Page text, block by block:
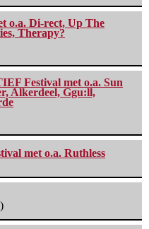
o.a. Di-rect, Up The
Therapy?
Festival met o.a. Sun
Alkerdeel, Ggu:ll,
met o.a. Ruthless